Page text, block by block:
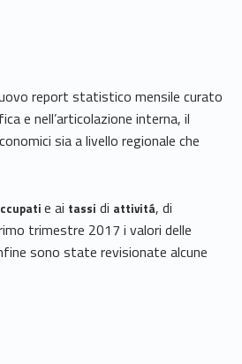
report statistico mensile curato
e nell’articolazione interna, il
sia a livello regionale che
e ai tassi di attivitá, di
trimestre 2017 i valori delle
sono state revisionate alcune